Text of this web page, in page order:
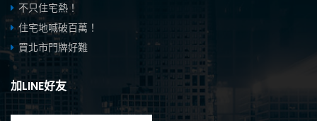
不只住宅熱！
住宅地喊破百萬！
買北市門牌好難
加LINE好友